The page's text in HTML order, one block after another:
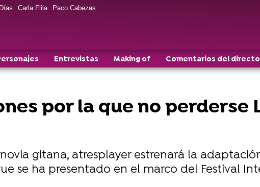
Carla Flila Paco Cabezas
Entrevistas Making of Comentarios del
por la que no perderse
gitana, atresplayer estrenará la
se ha presentado en el marco del Festival